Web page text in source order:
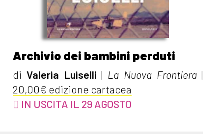
Archivio dei bambini perduti
di Valeria Luiselli | La Nuova Frontiera|
20,00€ edizione cartacea
IN USCITA IL 29 AGOSTO